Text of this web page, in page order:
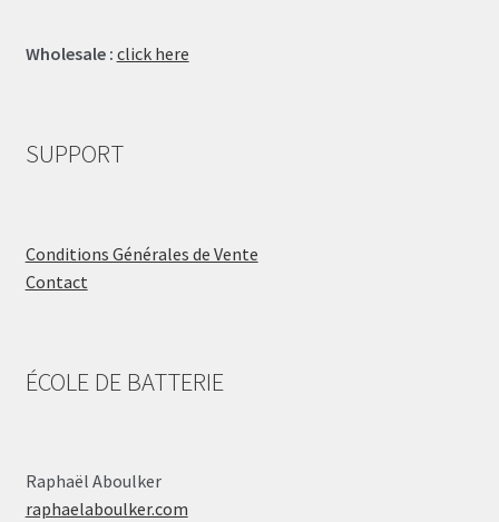
Wholesale : click here
SUPPORT
Conditions Générales de Vente
Contact
ÉCOLE DE BATTERIE
Raphaël Aboulker
raphaelaboulker.com